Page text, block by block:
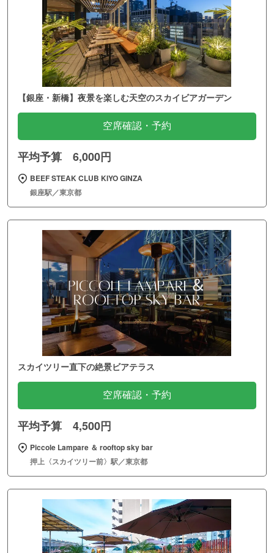
【銀座・新橋】夜景を楽しむ天空のスカイビアガーデン
空席確認・予約
平均予算 6,000円
BEEF STEAK CLUB KIYO GINZA
銀座駅／東京都
スカイツリー直下の絶景ビアテラス
空席確認・予約
平均予算 4,500円
Piccole Lampare ＆ rooftop sky bar
押上〈スカイツリー前〉駅／東京都